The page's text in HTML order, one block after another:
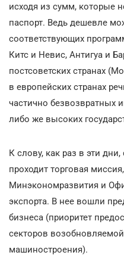
исходя из сумм, которые
паспорт. Ведь дешевле
соответствующих
Китс и Невис, Антигуа и
постсоветских странах
в европейских странах
частично безвозвратных
либо же высоких
К слову, как раз в эти
проходит торговая
Минэкономразвития и
экспорта. В нее вошли
бизнеса (приоритет
секторов
машиностроения).